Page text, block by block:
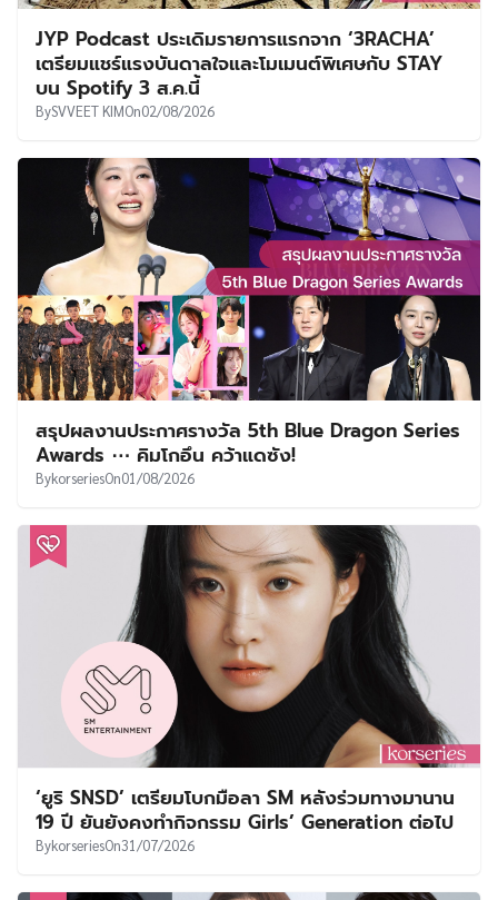
JYP Podcast ประเดิมรายการแรกจาก ‘3RACHA’
เตรียมแชร์แรงบันดาลใจและโมเมนต์พิเศษกับ STAY
บน Spotify 3 ส.ค.นี้
BySVVEET KIMOn02/08/2026
สรุปผลงานประกาศรางวัล 5th Blue Dragon Series
Awards ⋯ คิมโกอึน คว้าแดซัง!
BykorseriesOn01/08/2026
‘ยูริ SNSD’ เตรียมโบกมือลา SM หลังร่วมทางมานาน
19 ปี ยันยังคงทำกิจกรรม Girls’ Generation ต่อไป
BykorseriesOn31/07/2026